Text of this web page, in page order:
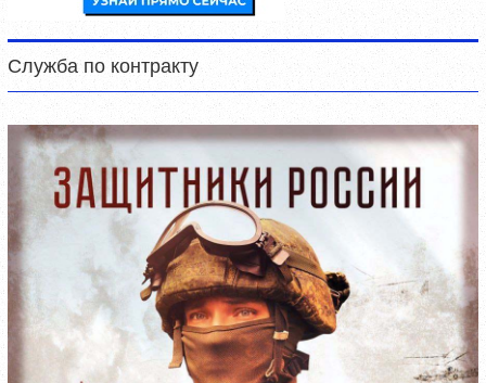
Служба по контракту